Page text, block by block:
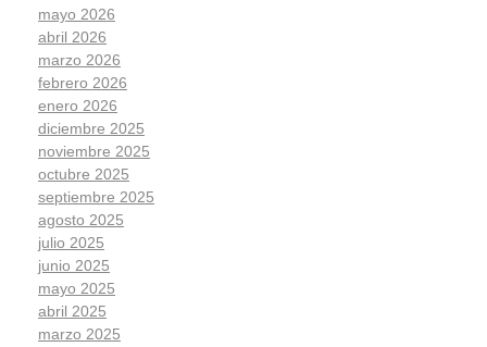
mayo 2026
abril 2026
marzo 2026
febrero 2026
enero 2026
diciembre 2025
noviembre 2025
octubre 2025
septiembre 2025
agosto 2025
julio 2025
junio 2025
mayo 2025
abril 2025
marzo 2025